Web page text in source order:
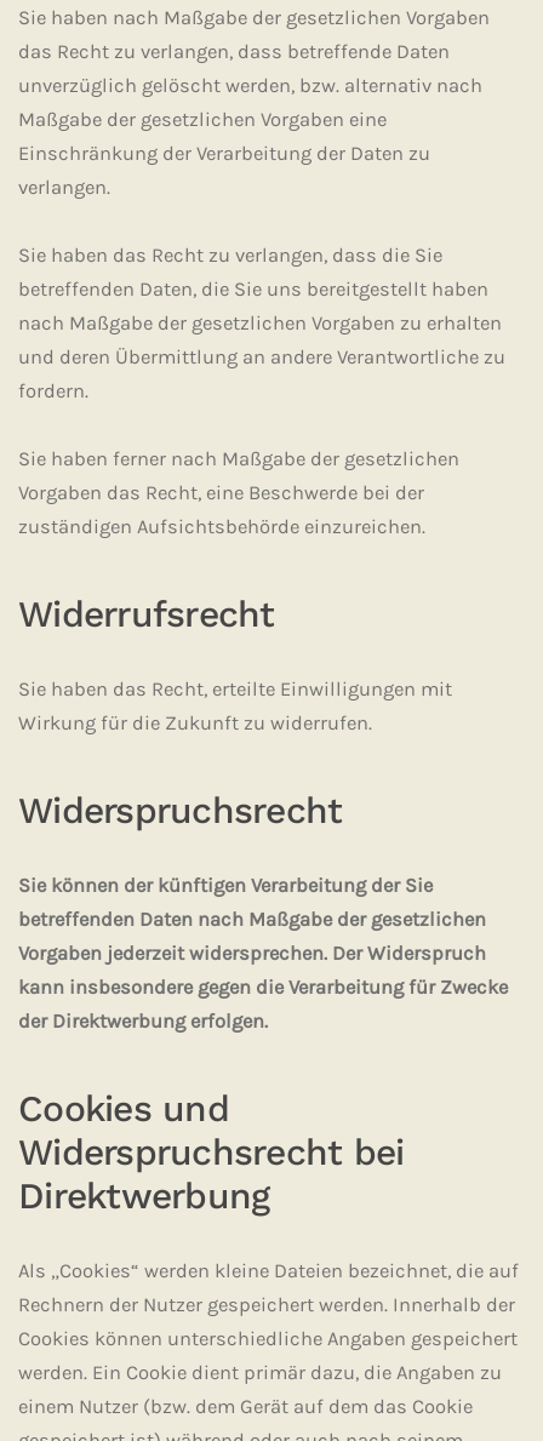
Sie haben nach Maßgabe der gesetzlichen Vorgaben
das Recht zu verlangen, dass betreffende Daten
unverzüglich gelöscht werden, bzw. alternativ nach
Maßgabe der gesetzlichen Vorgaben eine
Einschränkung der Verarbeitung der Daten zu
verlangen.
Sie haben das Recht zu verlangen, dass die Sie
betreffenden Daten, die Sie uns bereitgestellt haben
nach Maßgabe der gesetzlichen Vorgaben zu erhalten
und deren Übermittlung an andere Verantwortliche zu
fordern.
Sie haben ferner nach Maßgabe der gesetzlichen
Vorgaben das Recht, eine Beschwerde bei der
zuständigen Aufsichtsbehörde einzureichen.
Widerrufsrecht
Sie haben das Recht, erteilte Einwilligungen mit
Wirkung für die Zukunft zu widerrufen.
Widerspruchsrecht
Sie können der künftigen Verarbeitung der Sie
betreffenden Daten nach Maßgabe der gesetzlichen
Vorgaben jederzeit widersprechen. Der Widerspruch
kann insbesondere gegen die Verarbeitung für Zwecke
der Direktwerbung erfolgen.
Cookies und
Widerspruchsrecht bei
Direktwerbung
Als „Cookies“ werden kleine Dateien bezeichnet, die auf
Rechnern der Nutzer gespeichert werden. Innerhalb der
Cookies können unterschiedliche Angaben gespeichert
werden. Ein Cookie dient primär dazu, die Angaben zu
einem Nutzer (bzw. dem Gerät auf dem das Cookie